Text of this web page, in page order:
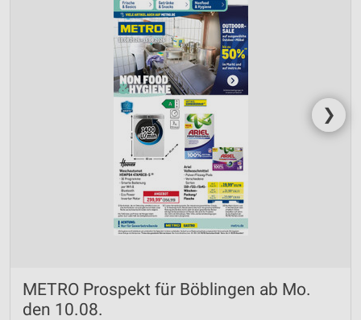
❯
METRO Prospekt für Böblingen ab Mo.
den 10.08.